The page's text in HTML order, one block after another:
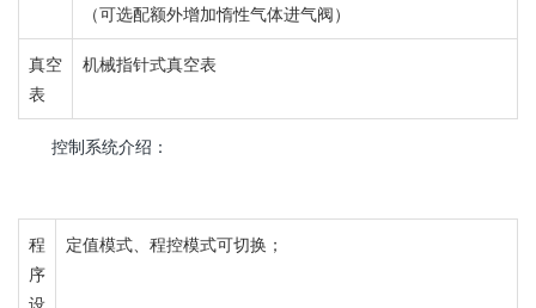
（可选配额外增加惰性气体进气阀）
真空
表
机械指针式真空表
控制系统介绍：
程
序
设
定值模式、程控模式可切换 ；